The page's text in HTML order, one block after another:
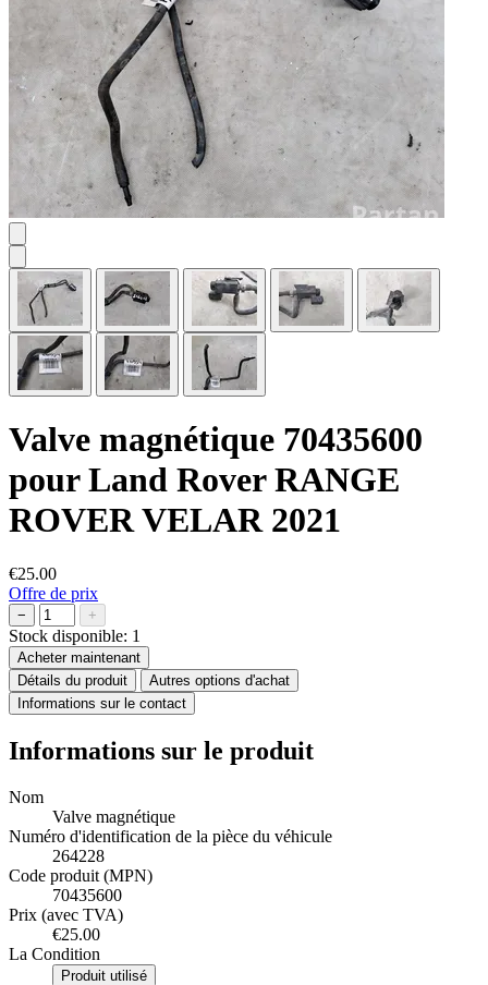
Valve magnétique 70435600
pour Land Rover RANGE
ROVER VELAR 2021
€25.00
Offre de prix
− +
Stock disponible: 1
Acheter maintenant
Détails du produit
Autres options d'achat
Informations sur le contact
Informations sur le produit
Nom
Valve magnétique
Numéro d'identification de la pièce du véhicule
264228
Code produit (MPN)
70435600
Prix (avec TVA)
€25.00
La Condition
Produit utilisé